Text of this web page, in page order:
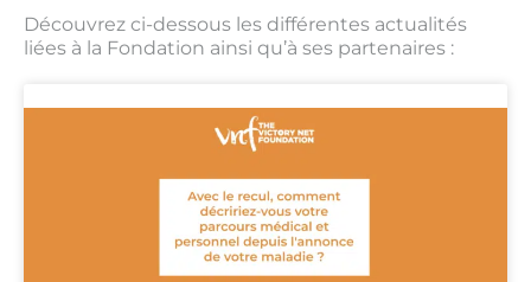
Découvrez ci-dessous les différentes actualités
liées à la Fondation ainsi qu’à ses partenaires :